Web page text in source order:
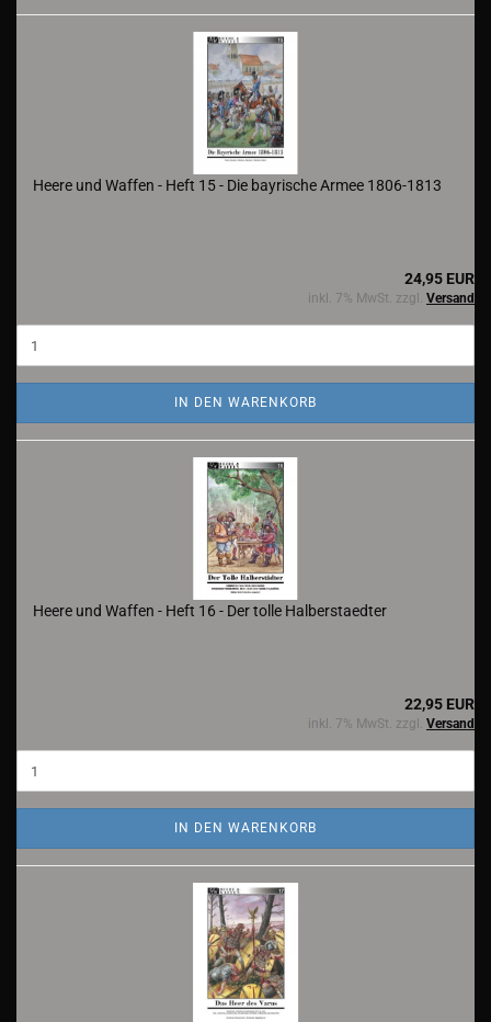
Heere und Waffen - Heft 15 - Die bayrische Armee 1806-1813
24,95 EUR
inkl. 7% MwSt. zzgl. Versand
IN DEN WARENKORB
Heere und Waffen - Heft 16 - Der tolle Halberstaedter
22,95 EUR
inkl. 7% MwSt. zzgl. Versand
IN DEN WARENKORB